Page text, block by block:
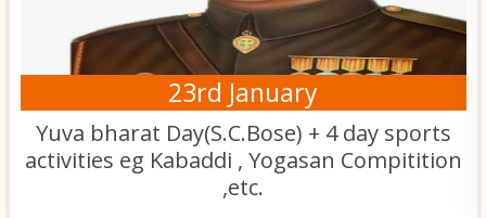
23rd January
Yuva bharat Day(S.C.Bose) + 4 day sports
activities eg Kabaddi , Yogasan Compitition
,etc.